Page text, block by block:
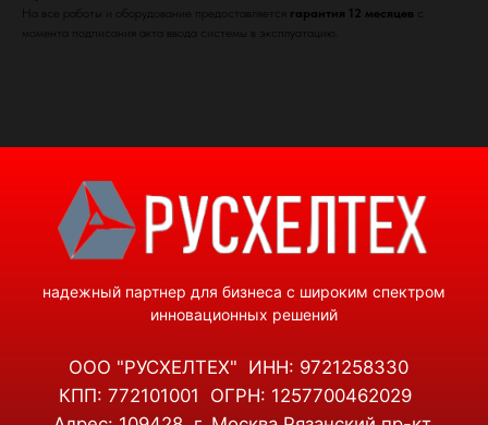
На все работы и оборудование предоставляется гарантия 12 месяцев
момента подписания акта ввода системы в эксплуатацию.
КАТАЛОГ
СТАЦИОНАРНЫЕ СИСТЕМЫ РЭБ
РЭБ НА ТЕХНИКУ
КВАДРОКОПТЕРЫ
ТЕПЛОВИЗОРЫ
ЛИДАРЫ И 3D-СКАНЕРЫ
НАМОТОЧНЫЕ СТАНКИ